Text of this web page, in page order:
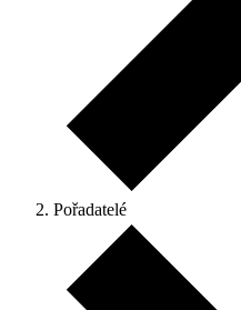
Pořadatelé